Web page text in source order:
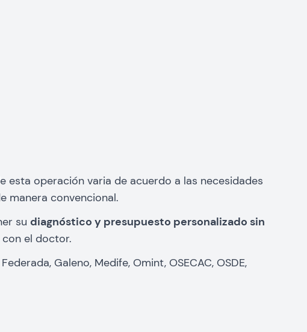
esta operación varia de acuerdo a las necesidades
manera convencional.
su diagnóstico y presupuesto personalizado sin
con el doctor.
Galeno, Medife, Omint, OSECAC, OSDE,